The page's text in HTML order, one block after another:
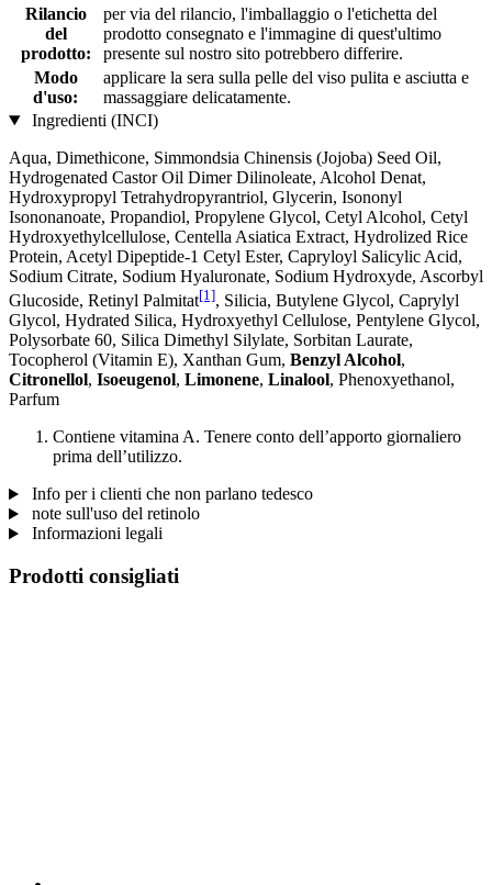
Rilancio
del
prodotto:
per via del rilancio, l'imballaggio o l'etichetta del
prodotto consegnato e l'immagine di quest'ultimo
presente sul nostro sito potrebbero differire.
Modo
d'uso:
applicare la sera sulla pelle del viso pulita e asciutta e
massaggiare delicatamente.
Ingredienti (INCI)
Aqua, Dimethicone, Simmondsia Chinensis (Jojoba) Seed Oil,
Hydrogenated Castor Oil Dimer Dilinoleate, Alcohol Denat,
Hydroxypropyl Tetrahydropyrantriol, Glycerin, Isononyl
Isononanoate, Propandiol, Propylene Glycol, Cetyl Alcohol, Cetyl
Hydroxyethylcellulose, Centella Asiatica Extract, Hydrolized Rice
Protein, Acetyl Dipeptide-1 Cetyl Ester, Capryloyl Salicylic Acid,
Sodium Citrate, Sodium Hyaluronate, Sodium Hydroxyde, Ascorbyl
Glucoside, Retinyl Palmitat[1], Silicia, Butylene Glycol, Caprylyl
Glycol, Hydrated Silica, Hydroxyethyl Cellulose, Pentylene Glycol,
Polysorbate 60, Silica Dimethyl Silylate, Sorbitan Laurate,
Tocopherol (Vitamin E), Xanthan Gum, Benzyl Alcohol,
Citronellol, Isoeugenol, Limonene, Linalool, Phenoxyethanol,
Parfum
Contiene vitamina A. Tenere conto dell’apporto giornaliero
prima dell’utilizzo.
Info per i clienti che non parlano tedesco
note sull'uso del retinolo
Informazioni legali
Prodotti consigliati